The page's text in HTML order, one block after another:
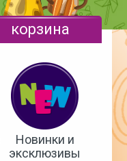
корзина
Новинки и
эксклюзивы